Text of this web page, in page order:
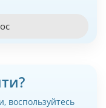
воспользуйтесь